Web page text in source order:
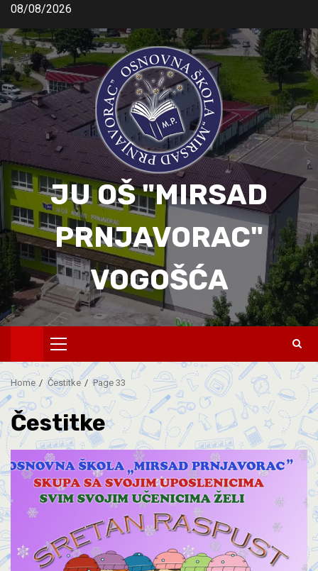
08/08/2026
JU OŠ "MIRSAD
PRNJAVORAC"
VOGOŠĆA
Home Čestitke Page 33
Čestitke